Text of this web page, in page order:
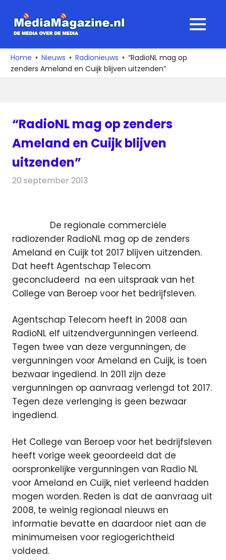
naar
media
over
de
MENU
Home Nieuws Radionieuws
“RadioNL mag op
zenders Ameland en Cuijk blijven uitzenden”
“RadioNL mag op zenders
Ameland en Cuijk blijven
uitzenden”
20 september 2013
De regionale commerciële
radiozender RadioNL mag op de zenders
Ameland en Cuijk tot 2017 blijven uitzenden.
Dat heeft Agentschap Telecom
geconcludeerd na een uitspraak van het
College van Beroep voor het bedrijfsleven.
Agentschap Telecom heeft in 2008 aan
RadioNL elf uitzendvergunningen verleend.
Tegen twee van deze vergunningen, de
vergunningen voor Ameland en Cuijk, is toen
bezwaar ingediend. In 2011 zijn deze
vergunningen op aanvraag verlengd tot 2017.
Tegen deze verlenging is geen bezwaar
ingediend.
Het College van Beroep voor het bedrijfsleven
heeft vorige week geoordeeld dat de
oorspronkelijke vergunningen van Radio NL
voor Ameland en Cuijk, niet verleend hadden
mogen worden. Reden is dat de aanvraag uit
2008, te weinig regionaal nieuws en
informatie bevatte en daardoor niet aan de
minimumeisen voor regiogerichtheid
voldeed.